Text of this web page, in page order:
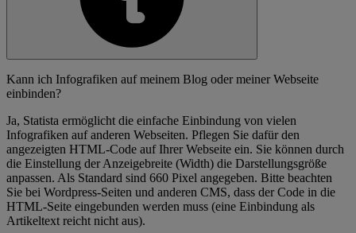
Kann ich Infografiken auf meinem Blog oder meiner Webseite
einbinden?
Ja, Statista ermöglicht die einfache Einbindung von vielen
Infografiken auf anderen Webseiten. Pflegen Sie dafür den
angezeigten HTML-Code auf Ihrer Webseite ein. Sie können durch
die Einstellung der Anzeigebreite (Width) die Darstellungsgröße
anpassen. Als Standard sind 660 Pixel angegeben. Bitte beachten
Sie bei Wordpress-Seiten und anderen CMS, dass der Code in die
HTML-Seite eingebunden werden muss (eine Einbindung als
Artikeltext reicht nicht aus).